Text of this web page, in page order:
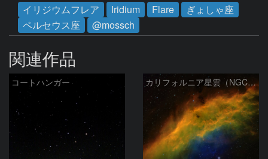
イリジウムフレア
Iridium Flare
ぎょしゃ座
ペルセウス座
@mossch
関連作品
コートハンガー カリフォルニア星雲（NGC 1499）